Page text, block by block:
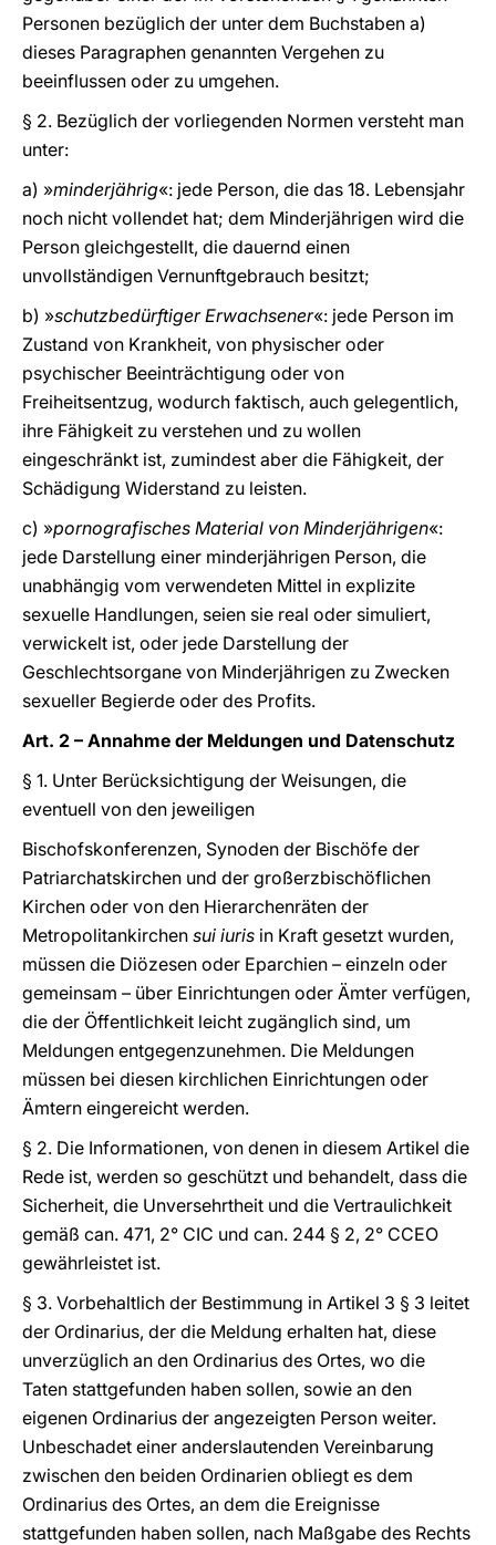
Personen bezüglich der unter dem Buchstaben a)
dieses Paragraphen genannten Vergehen zu
beeinflussen oder zu umgehen.
§ 2. Bezüglich der vorliegenden Normen versteht man
unter:
a) »minderjährig«: jede Person, die das 18. Lebensjahr
noch nicht vollendet hat; dem Minderjährigen wird die
Person gleichgestellt, die dauernd einen
unvollständigen Vernunftgebrauch besitzt;
b) »schutzbedürftiger Erwachsener«: jede Person im
Zustand von Krankheit, von physischer oder
psychischer Beeinträchtigung oder von
Freiheitsentzug, wodurch faktisch, auch gelegentlich,
ihre Fähigkeit zu verstehen und zu wollen
eingeschränkt ist, zumindest aber die Fähigkeit, der
Schädigung Widerstand zu leisten.
c) »pornografisches Material von Minderjährigen«:
jede Darstellung einer minderjährigen Person, die
unabhängig vom verwendeten Mittel in explizite
sexuelle Handlungen, seien sie real oder simuliert,
verwickelt ist, oder jede Darstellung der
Geschlechtsorgane von Minderjährigen zu Zwecken
sexueller Begierde oder des Profits.
Art. 2 – Annahme der Meldungen und Datenschutz
§ 1. Unter Berücksichtigung der Weisungen, die
eventuell von den jeweiligen
Bischofskonferenzen, Synoden der Bischöfe der
Patriarchatskirchen und der großerzbischöflichen
Kirchen oder von den Hierarchenräten der
Metropolitankirchen sui iuris in Kraft gesetzt wurden,
müssen die Diözesen oder Eparchien – einzeln oder
gemeinsam – über Einrichtungen oder Ämter verfügen,
die der Öffentlichkeit leicht zugänglich sind, um
Meldungen entgegenzunehmen. Die Meldungen
müssen bei diesen kirchlichen Einrichtungen oder
Ämtern eingereicht werden.
§ 2. Die Informationen, von denen in diesem Artikel die
Rede ist, werden so geschützt und behandelt, dass die
Sicherheit, die Unversehrtheit und die Vertraulichkeit
gemäß can. 471, 2° CIC und can. 244 § 2, 2° CCEO
gewährleistet ist.
§ 3. Vorbehaltlich der Bestimmung in Artikel 3 § 3 leitet
der Ordinarius, der die Meldung erhalten hat, diese
unverzüglich an den Ordinarius des Ortes, wo die
Taten stattgefunden haben sollen, sowie an den
eigenen Ordinarius der angezeigten Person weiter.
Unbeschadet einer anderslautenden Vereinbarung
zwischen den beiden Ordinarien obliegt es dem
Ordinarius des Ortes, an dem die Ereignisse
stattgefunden haben sollen, nach Maßgabe des Rechts